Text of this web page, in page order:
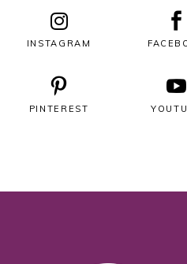
INSTAGRAM
PINTEREST